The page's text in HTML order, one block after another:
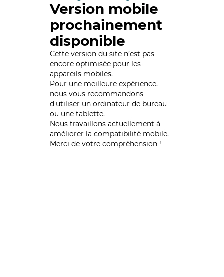
Version mobile
prochainement
disponible
Cette version du site n’est pas
encore optimisée pour les
appareils mobiles.
Pour une meilleure expérience,
nous vous recommandons
d'utiliser un ordinateur de bureau
ou une tablette.
Nous travaillons actuellement à
améliorer la compatibilité mobile.
Merci de votre compréhension !